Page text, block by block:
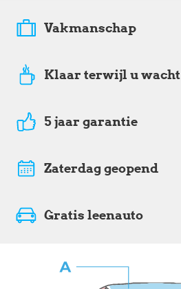
Vakmanschap
Klaar terwijl u wacht
5 jaar garantie
Zaterdag geopend
Gratis leenauto